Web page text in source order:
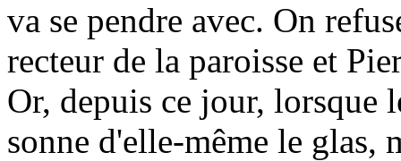
va se pendre avec. On
recteur de la paroisse et
Or, depuis ce jour, lorsque
sonne d'elle-même le glas,